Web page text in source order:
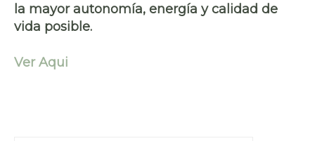
la mayor autonomía, energía y calidad de
vida posible.
Ver Aqui